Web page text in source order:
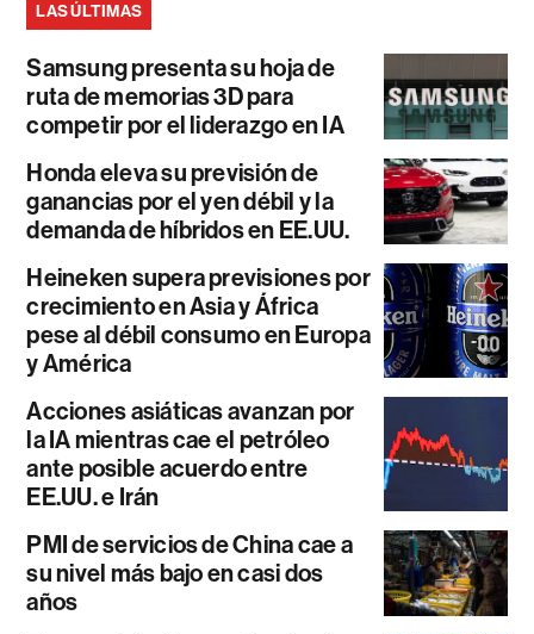
LAS ÚLTIMAS
Samsung presenta su hoja de
ruta de memorias 3D para
competir por el liderazgo en IA
Honda eleva su previsión de
ganancias por el yen débil y la
demanda de híbridos en EE.UU.
Heineken supera previsiones por
crecimiento en Asia y África
pese al débil consumo en Europa
y América
Acciones asiáticas avanzan por
la IA mientras cae el petróleo
ante posible acuerdo entre
EE.UU. e Irán
PMI de servicios de China cae a
su nivel más bajo en casi dos
años